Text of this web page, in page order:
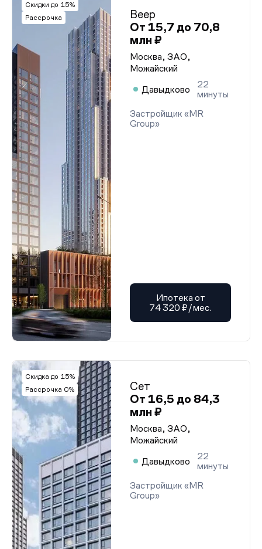
Скидки до 15%
Рассрочка
Веер
От 15,7 до 70,8
млн ₽
Москва, ЗАО,
Можайский
Давыдково
22
минуты
Застройщик «MR
Group»
Ипотека от
74 320 ₽/мес.
Скидка до 15%
Рассрочка 0%
Сет
От 16,5 до 84,3
млн ₽
Москва, ЗАО,
Можайский
Давыдково
22
минуты
Застройщик «MR
Group»